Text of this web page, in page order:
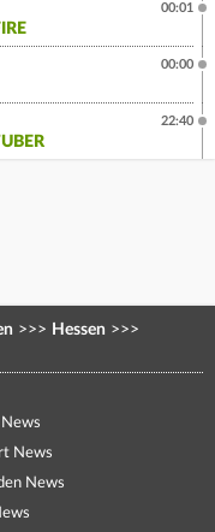
00:01
00:00
22:40
>>> Hessen >>>
News
News